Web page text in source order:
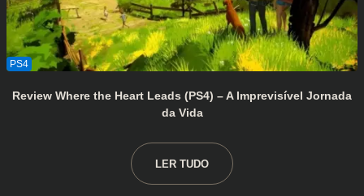
Review Where the Heart Leads (PS4) – A Imprevisível Jornada
da Vida
LER TUDO